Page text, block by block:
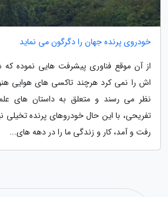
خودروی پرنده جهان را دگرگون می نماید
از آن موقع فناوری پیشرفت هایی نموده که
اش را نمی کرد هرچند تاکسی های هوایی
نظر می رسند و متعلق به داستان های
تفریحی، با این حال خودروهای پرنده تخیلی
رفت و آمد، کار و زندگی ما را در دهه های...